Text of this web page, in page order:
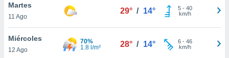
de
Martes
11 Ago
29° / 14° 5- 40
km/h
Miércoles
12 Ago
70%
1.8 l/m²
28° / 14° 6- 46
km/h